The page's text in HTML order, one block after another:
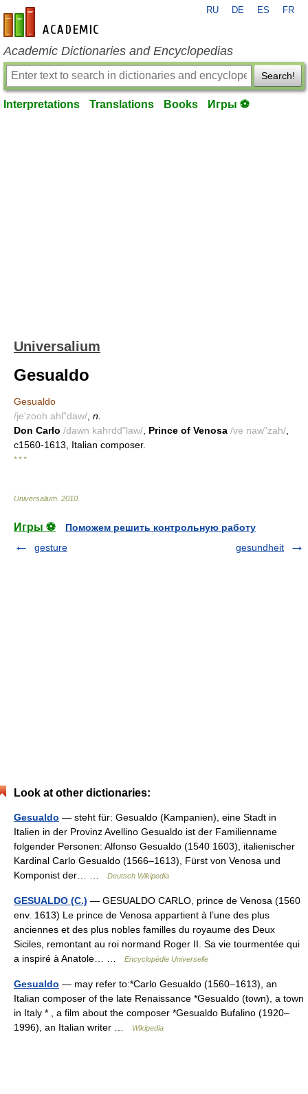
en-academic.com
RU DE ES FR
Academic Dictionaries and Encyclopedias
Search!
Interpretations Translations Books Игры ⚽
Universalium
Gesualdo
Gesualdo
/je'zooh ahl"daw/ n.
Don Carlo /dawn kahrdd"law/ Prince of Venosa /ve naw"zah/
c1560-1613, Italian composer.
* * *
Universalium 2010
Игры ⚽
Поможем решить контрольную работу
gesture
gesundheit
Look at other dictionaries:
Gesualdo — steht für: Gesualdo (Kampanien), eine Stadt in
Italien in der Provinz Avellino Gesualdo ist der Familienname
folgender Personen: Alfonso Gesualdo (1540 1603), italienischer
Kardinal Carlo Gesualdo (1566–1613), Fürst von Venosa und
Komponist der… …
Deutsch Wikipedia
GESUALDO (C.) — GESUALDO CARLO, prince de Venosa (1560
env. 1613) Le prince de Venosa appartient à l’une des plus
anciennes et des plus nobles familles du royaume des Deux
Siciles, remontant au roi normand Roger II. Sa vie tourmentée qui
a inspiré à Anatole… …
Encyclopédie Universelle
Gesualdo — may refer to:*Carlo Gesualdo (1560–1613), an
Italian composer of the late Renaissance *Gesualdo (town), a town
in Italy * , a film about the composer *Gesualdo Bufalino (1920–
1996), an Italian writer …
Wikipedia